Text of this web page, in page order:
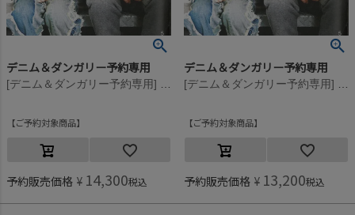
デニム＆ダンガリー予約専用
ご予約対象商品
予約販売価格 ¥ 14,300税込
デニム＆ダンガリー予約専用
ご予約対象商品
予約販売価格 ¥ 13,200税込